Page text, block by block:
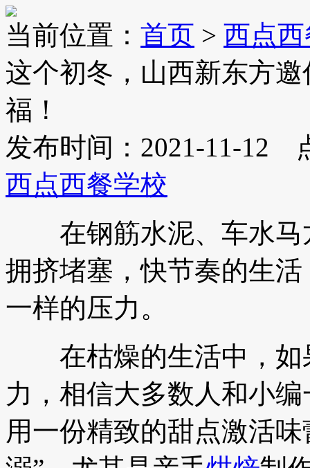
当前位置： 首页 > 西点
这个初冬，山西新东方
福！
发布时间：2021-11-12
西点西餐学校
在钢筋水泥、车水马
拥挤堵塞，快节奏的生
一样的压力。
在枯燥的生活中，如
力，相信大多数人和小
用一份精致的甜点激活